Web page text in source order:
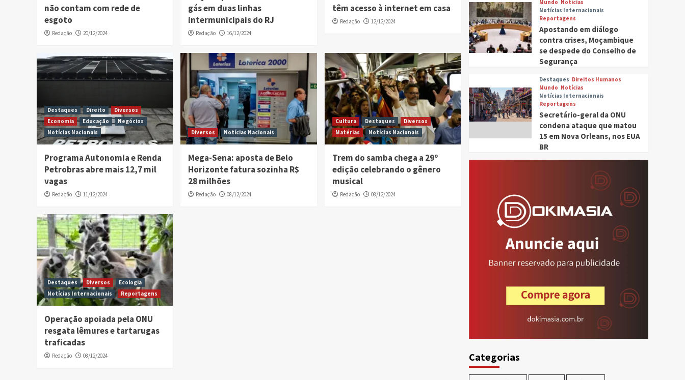
não contam com rede de
esgoto
Redação 20/12/2024
gás em duas linhas
intermunicipais do RJ
Redação 16/12/2024
têm acesso à internet em casa
Redação 12/12/2024
Destaques Direito
Diversos
Economia
Educação
Negócios
Notícias Nacionais
Programa Autonomia e Renda
Petrobras abre mais 12,7 mil
vagas
Redação 11/12/2024
Diversos Notícias Nacionais
Mega-Sena: aposta de Belo
Horizonte fatura sozinha R$
28 milhões
Redação 08/12/2024
Cultura Destaques
Diversos
Matérias
Notícias Nacionais
Trem do samba chega a 29º
edição celebrando o gênero
musical
Redação 08/12/2024
Destaques Diversos
Ecologia
Notícias Internacionais
Reportagens
Operação apoiada pela ONU
resgata lêmures e tartarugas
traficadas
Redação 08/12/2024
Mundo Notícias
Notícias Internacionais
Reportagens
Apostando em diálogo
contra crises, Moçambique
se despede do Conselho de
Segurança
Destaques Direitos Humanos
Mundo Notícias
Notícias Internacionais
Reportagens
Secretário-geral da ONU
condena ataque que matou
15 em Nova Orleans, nos EUA
BR
Categorias